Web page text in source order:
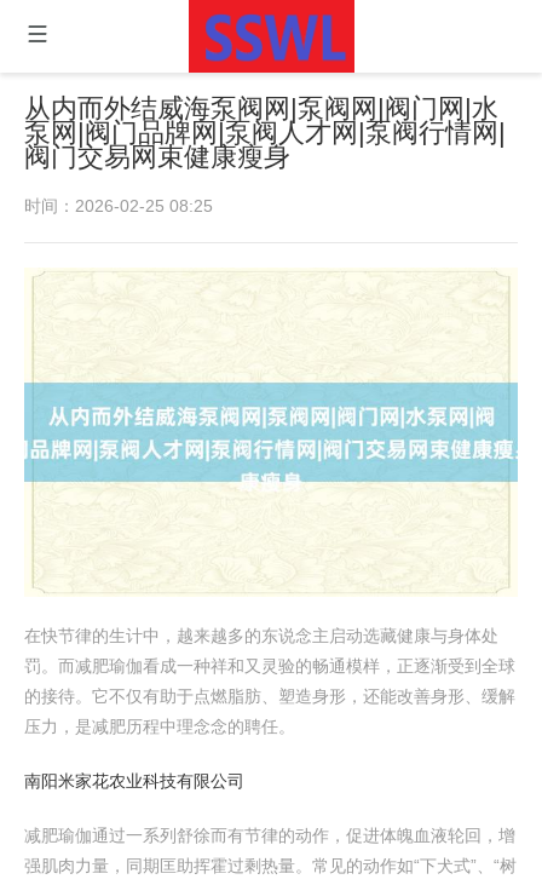
从内而外结威海泵阀网|泵阀网|阀门网|水
泵网|阀门品牌网|泵阀人才网|泵阀行情网|
阀门交易网束健康瘦身
时间：2026-02-25 08:25
在快节律的生计中，越来越多的东说念主启动选藏健康与身体处
罚。而减肥瑜伽看成一种祥和又灵验的畅通模样，正逐渐受到全球
的接待。它不仅有助于点燃脂肪、塑造身形，还能改善身形、缓解
压力，是减肥历程中理念念的聘任。
南阳米家花农业科技有限公司
减肥瑜伽通过一系列舒徐而有节律的动作，促进体魄血液轮回，增
强肌肉力量，同期匡助挥霍过剩热量。常见的动作如“下犬式”、“树